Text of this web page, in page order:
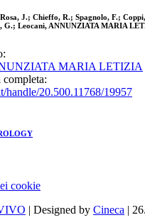
J.; Chieffo, R.; Spagnolo, F.;
Leocani, ANNUNZIATA MARIA
MARIA LETIZIA
handle/20.500.11768/19957
cookie
| Designed by Cineca |